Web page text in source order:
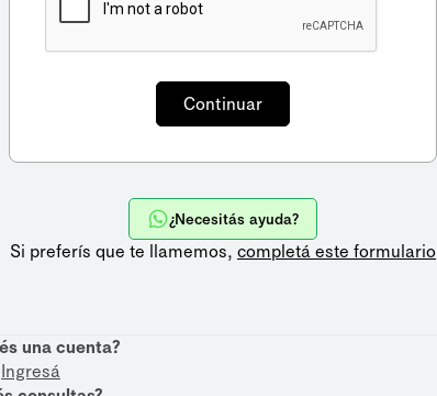
¿Necesitás ayuda?
Si preferís que te llamemos, completá este formulario
una cuenta?
Ingresá